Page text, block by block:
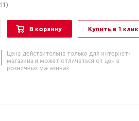
В корзину Купить в 1 клик
Цена действительна только для интернет-
магазина и может отличаться от цен в
розничных магазинах